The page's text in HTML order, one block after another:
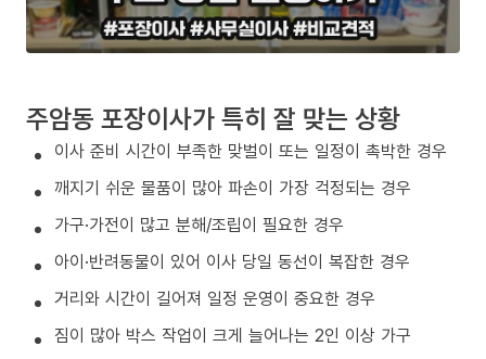
주암동 포장이사가 특히 잘 맞는 상황
이사 준비 시간이 부족한 맞벌이 또는 일정이 촉박한 경우
깨지기 쉬운 물품이 많아 파손이 가장 걱정되는 경우
가구·가전이 많고 분해/조립이 필요한 경우
아이·반려동물이 있어 이사 당일 동선이 복잡한 경우
거리와 시간이 길어져 일정 운영이 중요한 경우
짐이 많아 박스 작업이 크게 늘어나는 2인 이상 가구